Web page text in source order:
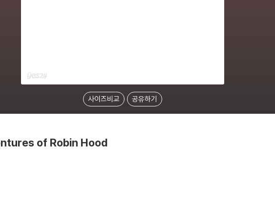
사이즈비교 공유하기
of Robin Hood